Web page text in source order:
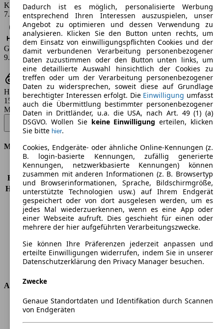
Kraftstoff-Verbrauch
7.7 - 9.7 l/100km
Gas-Verbrauch
9.3 - 11.9 m³/100km
Hubraum
1598 ccm
Modellbezeichnung:
Dokker 1.6 MPI LPG 85 Celebration - 61 KW (83 PS) (2015/04 -
2015/06)▼
Motor & Leistung
KW (PS)
61 kW (83 PS)
Beschleunigung (0-100 km/h) 14,3s
Höchstgeschwindigkeit (km/h) 159 km/h
Anzahl der Gänge
5
Drehmoment
134 nm
Hubraum
1598 ccm
Kraftstoff
Benzin
Zylinder
4
Getriebe
Schaltgetriebe
Antriebsart
Vorderradantrieb
Abmessungen
Länge
4363 mm
Höhe
Dadurch ist es möglich, personalisierte Werbung
entsprechend Ihren Interessen auszuspielen, unser
Angebot zu optimieren und dessen Verwendung zu
analysieren. Klicken Sie den Button unten rechts, um
dem Einsatz von einwilligungspflichten Cookies und der
damit verbundenen Verarbeitung personenbezogener
Daten zuzustimmen oder den Button unten links, um
eine detaillierte Auswahl hinsichtlich der Cookies zu
treffen oder um der Verarbeitung personenbezogener
Daten zu widersprechen, soweit diese auf Grundlage
berechtigter Interessen erfolgt. Die Einwilligung umfasst
auch die Übermittlung bestimmter personenbezogener
Daten in Drittländer, u.a. die USA, nach Art. 49 (1) (a)
DSGVO. Wollen Sie keine Einwilligung erteilen, klicken
Sie bitte hier.
Cookies, Endgeräte- oder ähnliche Online-Kennungen (z.
B. login-basierte Kennungen, zufällig generierte
Kennungen, netzwerkbasierte Kennungen) können
zusammen mit anderen Informationen (z. B. Browsertyp
und Browserinformationen, Sprache, Bildschirmgröße,
unterstützte Technologien usw.) auf Ihrem Endgerät
gespeichert oder von dort ausgelesen werden, um es
jedes Mal wiederzuerkennen, wenn es eine App oder
einer Webseite aufruft. Dies geschieht für einen oder
mehrere der hier aufgeführten Verarbeitungszwecke.
Sie können Ihre Präferenzen jederzeit anpassen und
erteilte Einwilligungen widerrufen, indem Sie in unserer
Datenschutzerklärung den Privacy Manager besuchen.
Zwecke
Genaue Standortdaten und Identifikation durch Scannen
von Endgeräten